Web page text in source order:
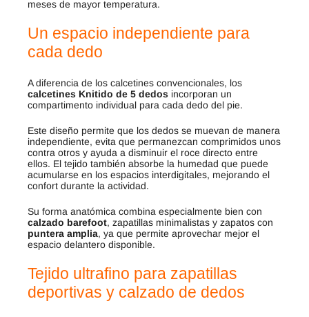
meses de mayor temperatura.
Un espacio independiente para
cada dedo
A diferencia de los calcetines convencionales, los
calcetines Knitido de 5 dedos incorporan un
compartimento individual para cada dedo del pie.
Este diseño permite que los dedos se muevan de manera
independiente, evita que permanezcan comprimidos unos
contra otros y ayuda a disminuir el roce directo entre
ellos. El tejido también absorbe la humedad que puede
acumularse en los espacios interdigitales, mejorando el
confort durante la actividad.
Su forma anatómica combina especialmente bien con
calzado barefoot, zapatillas minimalistas y zapatos con
puntera amplia, ya que permite aprovechar mejor el
espacio delantero disponible.
Tejido ultrafino para zapatillas
deportivas y calzado de dedos